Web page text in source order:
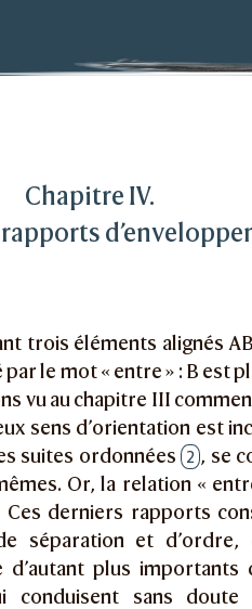
Chapitre IV.
trois éléments alignés
le mot « entre » : B est
vu au chapitre III
sens d’orientation est
suites ordonnées 2 , se
Or, la relation «
Ces derniers rapports
séparation et d’ordre,
plus importants
conduisent sans doute